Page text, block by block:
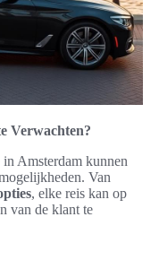
Verwachten?
Amsterdam kunnen
Van
, elke reis kan op
van de klant te